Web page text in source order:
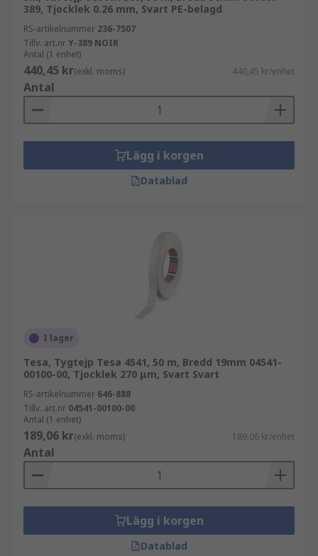
389, Tjocklek 0.26 mm, Svart PE-belagd
RS-artikelnummer 236-7507
Tillv. art.nrY-389 NOIR
Antal (1 enhet)
440,45 kr(exkl. moms) 440,45 kr/enhet
Antal
Lägg i korgen
Datablad
I lager
Tesa, Tygtejp Tesa 4541, 50 m, Bredd 19mm 04541-
00100-00, Tjocklek 270 μm, Svart Svart
RS-artikelnummer 646-888
Tillv. art.nr 04541-00100-00
Antal (1 enhet)
189,06 kr(exkl. moms) 189,06 kr/enhet
Antal
Lägg i korgen
Datablad